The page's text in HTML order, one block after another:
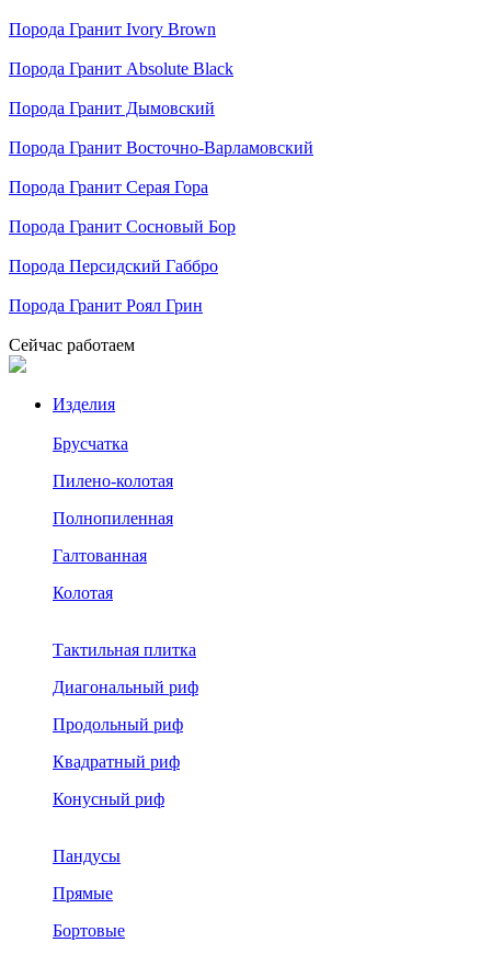
Порода Гранит Ivory Brown
Порода Гранит Absolute Black
Порода Гранит Дымовский
Порода Гранит Восточно-Варламовский
Порода Гранит Серая Гора
Порода Гранит Сосновый Бор
Порода Персидский Габбро
Порода Гранит Роял Грин
Сейчас работаем
Изделия
Брусчатка
Пилено-колотая
Полнопиленная
Галтованная
Колотая
Тактильная плитка
Диагональный риф
Продольный риф
Квадратный риф
Конусный риф
Пандусы
Прямые
Бортовые